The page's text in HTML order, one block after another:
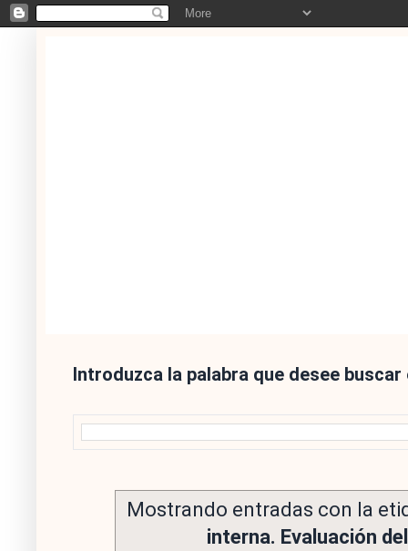
Introduzca la palabra que desee
Mostrando entradas con la
interna. Evaluación